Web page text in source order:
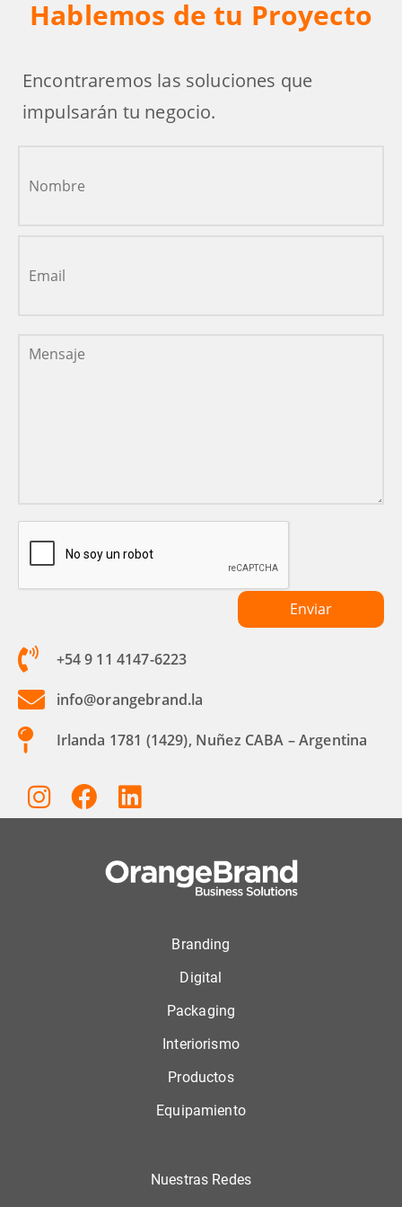
Hablemos de tu Proyecto
Encontraremos las soluciones que
impulsarán tu negocio.
+54 9 11 4147-6223
info@orangebrand.la
Irlanda 1781 (1429), Nuñez CABA – Argentina
Branding
Digital
Packaging
Interiorismo
Productos
Equipamiento
Nuestras Redes